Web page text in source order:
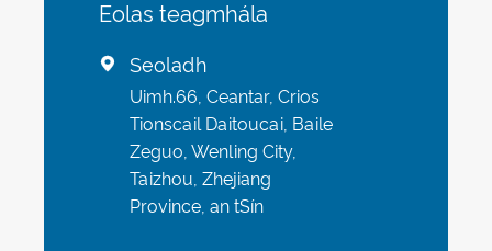
Eolas teagmhála
 Seoladh
Uimh.66, Ceantar, Crios
Tionscail Daitoucai, Baile
Zeguo, Wenling City,
Taizhou, Zhejiang
Province, an tSín